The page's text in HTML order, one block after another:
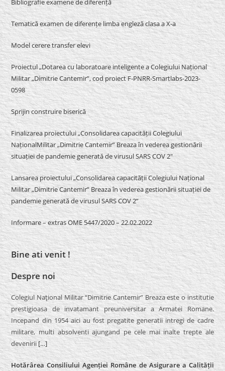
Bibliografie examene de diferență
Tematică examen de diferențe limba engleză clasa a X-a
Model cerere transfer elevi
Proiectul „Dotarea cu laboratoare inteligente a Colegiului Național
Militar „Dimitrie Cantemir”, cod proiect F-PNRR-Smartlabs-2023-
0598
Sprijin construire biserică
Finalizarea proiectului „Consolidarea capacității Colegiului
NaționalMilitar „Dimitrie Cantemir” Breaza în vederea gestionării
situației de pandemie generată de virusul SARS COV 2″
Lansarea proiectului „Consolidarea capacității Colegiului Național
Militar „Dimitrie Cantemir” Breaza în vederea gestionării situației de
pandemie generată de virusul SARS COV 2”
Informare – extras OME 5447/2020 – 22.02.2022
Bine ati venit !
Despre noi
Colegiul Naţional Militar “Dimitrie Cantemir” Breaza este o institutie
prestigioasa de invatamant preuniversitar a Armatei Romane.
Incepand din 1954 aici au fost pregatite generatii intregi de cadre
militare, multi absolventi ajungand pe cele mai inalte trepte ale
devenirii […]
Hotărârea Consiliului Agenției Române de Asigurare a Calității